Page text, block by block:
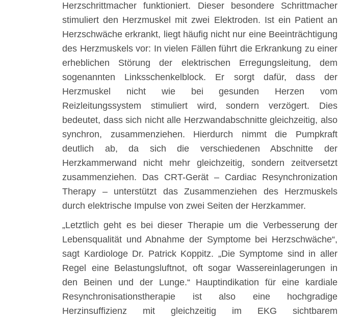
Herzschrittmacher funktioniert. Dieser besondere Schrittmacher
stimuliert den Herzmuskel mit zwei Elektroden. Ist ein Patient an
Herzschwäche erkrankt, liegt häufig nicht nur eine Beeinträchtigung
des Herzmuskels vor: In vielen Fällen führt die Erkrankung zu einer
erheblichen Störung der elektrischen Erregungsleitung, dem
sogenannten Linksschenkelblock. Er sorgt dafür, dass der
Herzmuskel nicht wie bei gesunden Herzen vom
Reizleitungssystem stimuliert wird, sondern verzögert. Dies
bedeutet, dass sich nicht alle Herzwandabschnitte gleichzeitig, also
synchron, zusammenziehen. Hierdurch nimmt die Pumpkraft
deutlich ab, da sich die verschiedenen Abschnitte der
Herzkammerwand nicht mehr gleichzeitig, sondern zeitversetzt
zusammenziehen. Das CRT-Gerät – Cardiac Resynchronization
Therapy – unterstützt das Zusammenziehen des Herzmuskels
durch elektrische Impulse von zwei Seiten der Herzkammer.
„Letztlich geht es bei dieser Therapie um die Verbesserung der
Lebensqualität und Abnahme der Symptome bei Herzschwäche“,
sagt Kardiologe Dr. Patrick Koppitz. „Die Symptome sind in aller
Regel eine Belastungsluftnot, oft sogar Wassereinlagerungen in
den Beinen und der Lunge.“ Hauptindikation für eine kardiale
Resynchronisationstherapie ist also eine hochgradige
Herzinsuffizienz mit gleichzeitig im EKG sichtbarem